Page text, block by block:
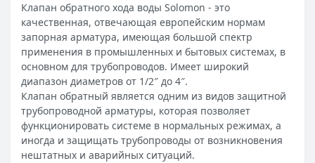
Клапан обратного хода воды Solomon - это
качественная, отвечающая европейским нормам
запорная арматура, имеющая большой спектр
применения в промышленных и бытовых системах, в
основном для трубопроводов. Имеет широкий
диапазон диаметров от 1/2″ до 4″.
Клапан обратный является одним из видов защитной
трубопроводной арматуры, которая позволяет
функционировать системе в нормальных режимах, а
иногда и защищать трубопроводы от возникновения
нештатных и аварийных ситуаций.